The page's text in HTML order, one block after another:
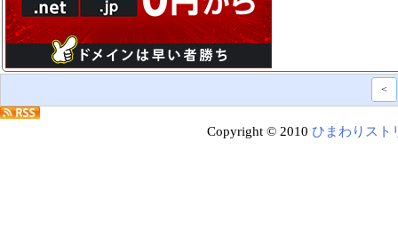
<
Copyright © 2010 ひまわりスト